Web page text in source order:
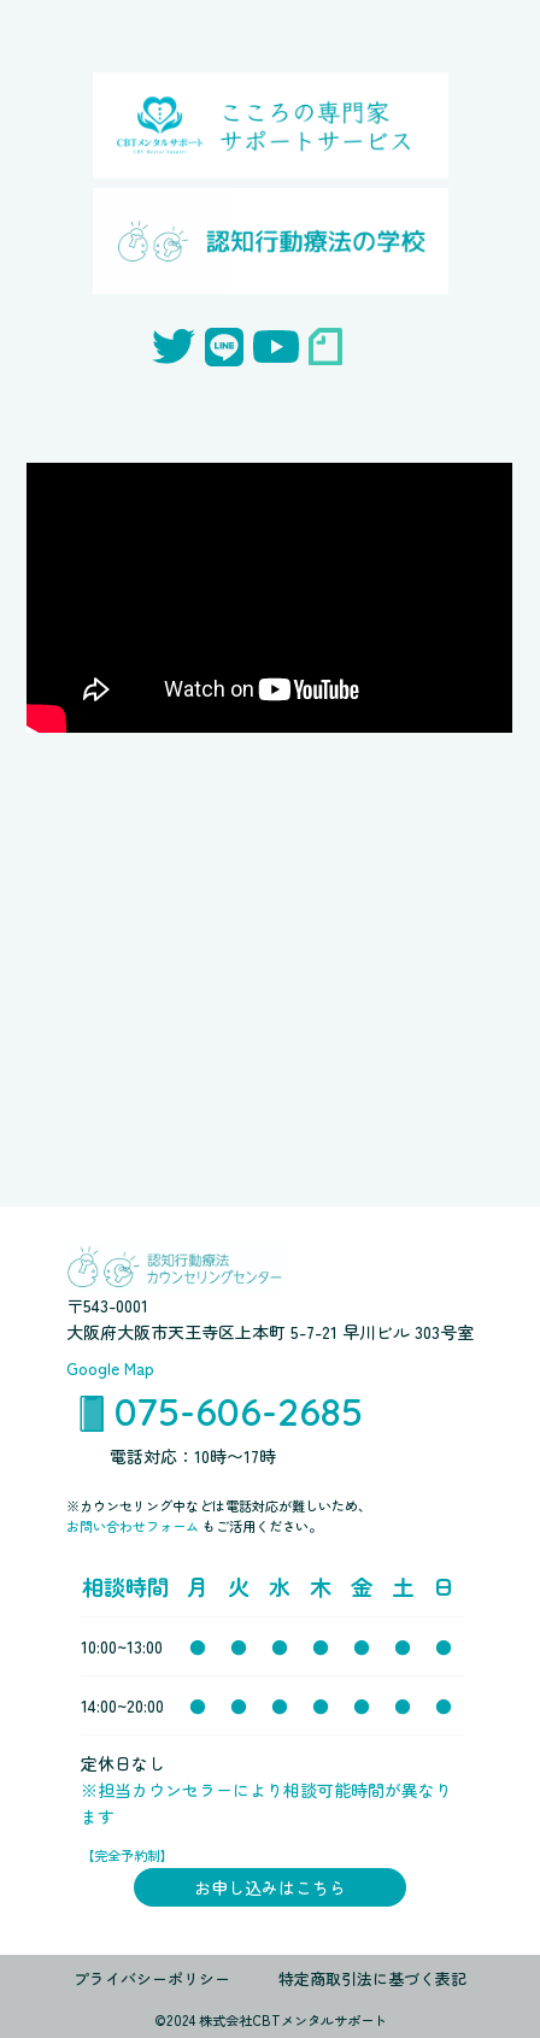
〒543-0001
大阪府大阪市天王寺区上本町 5-7-21 早川ビル 303号室
Google Map
075-606-2685
電話対応：10時〜17時
※カウンセリング中などは電話対応が難しいため、
お問い合わせフォーム もご活用ください。
相談時間 月 火 水 木 金 土 日
10:00~13:00 ● ● ● ● ● ● ●
14:00~20:00 ● ● ● ● ● ● ●
定休日なし
※担当カウンセラーにより相談可能時間が異なり
ます
【完全予約制】
お申し込みはこちら
プライバシーポリシー 特定商取引法に基づく表記
©️2024 株式会社CBTメンタルサポート